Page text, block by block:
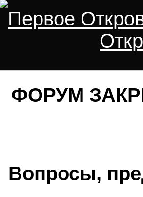
Первое
ФОРУМ
Вопросы,